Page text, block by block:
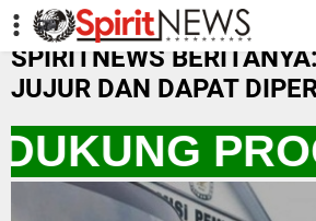
-->
SPIRITNEWS
JUJUR DAN DAPAT